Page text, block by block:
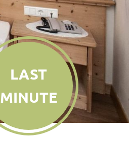
LAST
MINUTE